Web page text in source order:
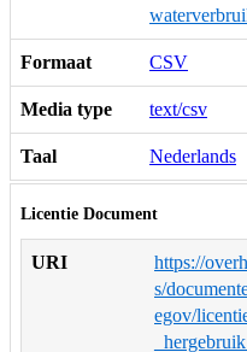
Formaat CSV
Media type text/csv
Taal Nederlands
Licentie Document
URI
https://
s/
egov/